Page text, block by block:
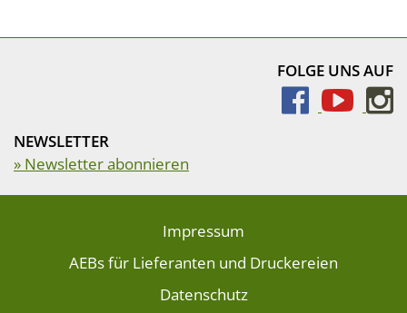
FOLGE UNS AUF
NEWSLETTER
» Newsletter abonnieren
Impressum
AEBs für Lieferanten und Druckereien
Datenschutz